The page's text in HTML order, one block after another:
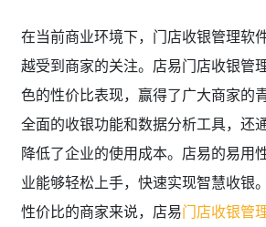
在当前商业环境下，门店收银管理软
越受到商家的关注。店易门店收银管
色的性价比表现，赢得了广大商家的
全面的收银功能和数据分析工具，还
降低了企业的使用成本。店易的易用
业能够轻松上手，快速实现智慧收银
性价比的商家来说，店易门店收银管